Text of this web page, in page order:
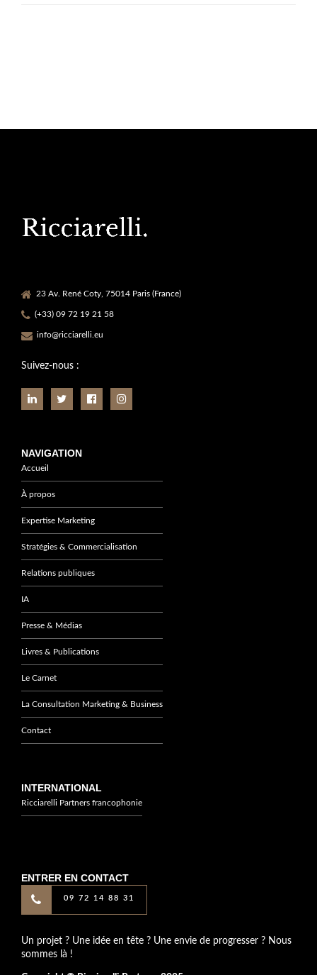
23 Av. René Coty, 75014 Paris (France)
(+33) 09 72 19 21 58
info@ricciarelli.eu
Suivez-nous :
NAVIGATION
Accueil
À propos
Expertise Marketing
Stratégies & Commercialisation
Relations publiques
IA
Presse & Médias
Livres & Publications
Le Carnet
La Consultation Marketing & Business
Contact
INTERNATIONAL
Ricciarelli Partners francophonie
ENTRER EN CONTACT
09 72 14 88 31
Un projet ? Une idée en tête ? Une envie de progresser ? Nous
sommes là !